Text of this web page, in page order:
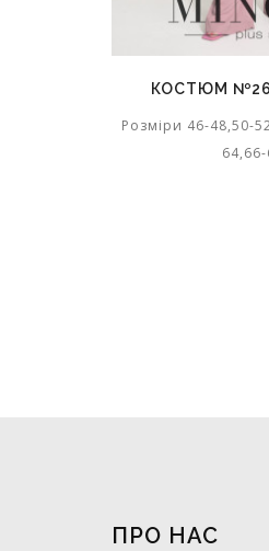
КОСТЮМ №2660-
Розміри 46-48,50-52,54-
64,66-68,
ПРО НАС